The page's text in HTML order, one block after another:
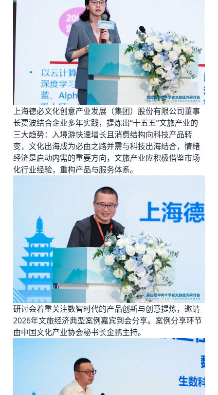
上海德必文化创意产业发展（集团）股份有限公司董事
长贾波结合企业多年实践，提炼出“十五五”文旅产业的
三大趋势：入境游快速增长且消费结构向科技产品转
变，文化出海成为必由之路并需与科技出海结合，情绪
经济是启动内需的重要方向，文旅产业应积极借鉴市场
化行业经验，重构产品与服务体系。
研讨会着重关注数智时代的产品创新与创意提炼，邀请
2026年文旅经济典型案例嘉宾到会分享。案例分享环节
由中国文化产业协会秘书长金鹏主持。